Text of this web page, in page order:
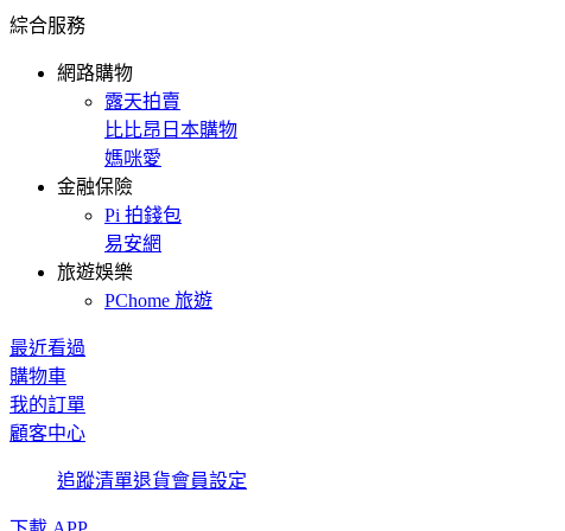
綜合服務
網路購物
露天拍賣
比比昂日本購物
媽咪愛
金融保險
Pi 拍錢包
易安網
旅遊娛樂
PChome 旅遊
最近看過
購物車
我的訂單
顧客中心
追蹤清單退貨會員設定